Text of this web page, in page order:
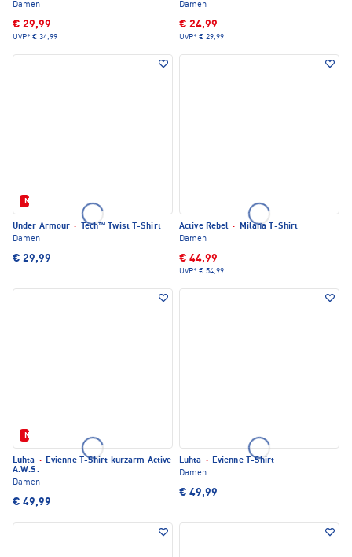
Damen
€ 29,99
UVP* € 34,99
Damen
€ 24,99
UVP* € 29,99
Neu
Under Armour ·
Tech™ Twist T-Shirt
Damen
€ 29,99
Active Rebel ·
Milana T-Shirt
Damen
€ 44,99
UVP* € 54,99
Neu
Luhta · Evienne T-Shirt kurzarm Active
A.W.S.
Damen
€ 49,99
Luhta · Evienne T-Shirt
Damen
€ 49,99